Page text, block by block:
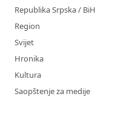
Republika Srpska / BiH
Region
Svijet
Hronika
Kultura
Saopštenje za medije